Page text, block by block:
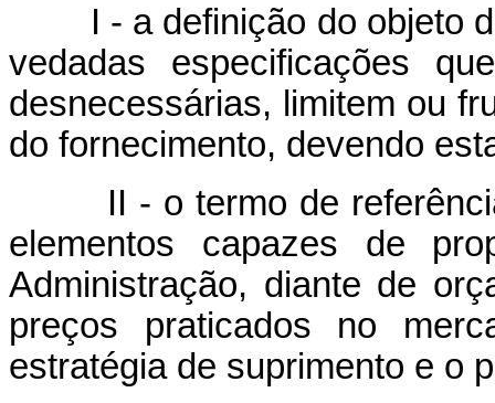
I - a definição do objeto
vedadas especificações
desnecessárias, limitem ou
do fornecimento, devendo
II - o termo de referência
elementos capazes de
Administração, diante de
preços praticados no
estratégia de suprimento e o